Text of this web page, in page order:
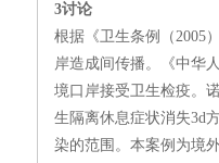
3讨论
根据《卫生条例（2005
岸造成间传播。《中华
境口岸接受卫生检疫。
生隔离休息症状消失3d
染的范围。本案例为境